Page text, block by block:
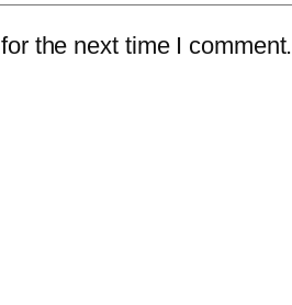
the next time I comment.